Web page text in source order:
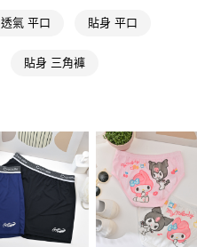
款」的支付方式。 讓您購物簡單
不需儲值。
」後，將跳轉至「AFTEE先享後付」
，即可完成結帳。
知簡訊。
簡訊中的連結，可透過四大超商／
方視為交易完成。
費，但若您需要取消訂單，請聯絡
單仍視為有效，需透過AFTEE先享
費
運費
透氣 平口 貼身 平口
貼身 三角褲